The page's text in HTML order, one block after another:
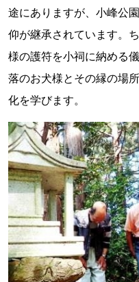
途にありますが、小峰公
仰が継承されています。
様の護符を小祠に納める
落のお犬様とその縁の場
化を学びます。